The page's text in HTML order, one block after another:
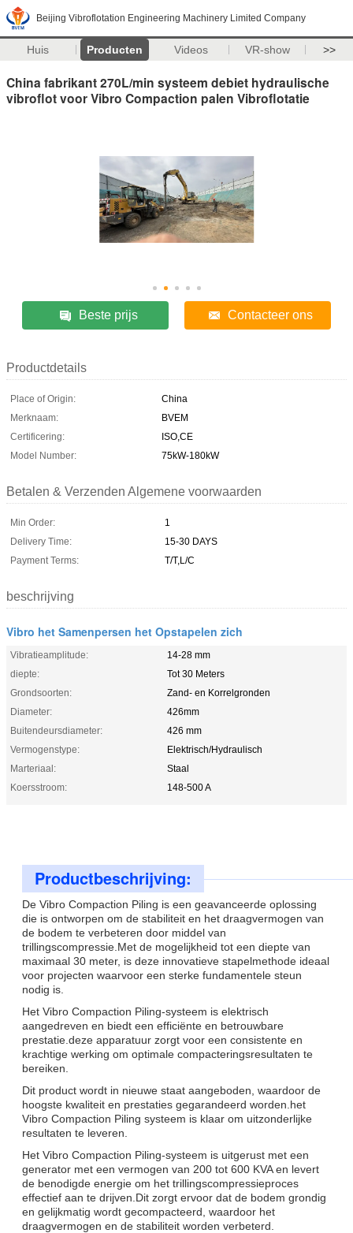
Beijing Vibroflotation Engineering Machinery Limited Company
Huis Producten Videos VR-show >>
China fabrikant 270L/min systeem debiet hydraulische
vibroflot voor Vibro Compaction palen Vibroflotatie
Beste prijs Contacteer ons
Productdetails
Place of Origin:
China
Merknaam:
BVEM
Certificering:
ISO,CE
Model Number:
75kW-180kW
Betalen & Verzenden Algemene voorwaarden
Min Order:
1
Delivery Time:
15-30 DAYS
Payment Terms:
T/T,L/C
beschrijving
Vibro het Samenpersen het Opstapelen zich
Vibratieamplitude:
14-28 mm
diepte:
Tot 30 Meters
Grondsoorten:
Zand- en Korrelgronden
Diameter:
426mm
Buitendeursdiameter:
426 mm
Vermogenstype:
Elektrisch/Hydraulisch
Marteriaal:
Staal
Koersstroom:
148-500 A
Productbeschrijving:
De Vibro Compaction Piling is een geavanceerde oplossing
die is ontworpen om de stabiliteit en het draagvermogen van
de bodem te verbeteren door middel van
trillingscompressie.Met de mogelijkheid tot een diepte van
maximaal 30 meter, is deze innovatieve stapelmethode ideaal
voor projecten waarvoor een sterke fundamentele steun
nodig is.
Het Vibro Compaction Piling-systeem is elektrisch
aangedreven en biedt een efficiënte en betrouwbare
prestatie.deze apparatuur zorgt voor een consistente en
krachtige werking om optimale compacteringsresultaten te
bereiken.
Dit product wordt in nieuwe staat aangeboden, waardoor de
hoogste kwaliteit en prestaties gegarandeerd worden.het
Vibro Compaction Piling systeem is klaar om uitzonderlijke
resultaten te leveren.
Het Vibro Compaction Piling-systeem is uitgerust met een
generator met een vermogen van 200 tot 600 KVA en levert
de benodigde energie om het trillingscompressieproces
effectief aan te drijven.Dit zorgt ervoor dat de bodem grondig
en gelijkmatig wordt gecompacteerd, waardoor het
draagvermogen en de stabiliteit worden verbeterd.